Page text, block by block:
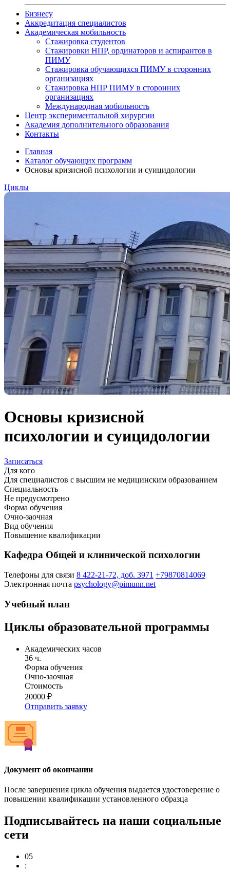
Бизнесу
Аккредитация специалистов
Академическая мобильность
Стажировка студентов
Стажировки НПР, ординаторов и аспирантов в
ПИМУ
Стажировка обучающихся ПИМУ в сторонних
организациях
Стажировка НПР ПИМУ в сторонних
организациях
Международная мобильность
Центр экспериментальной хирургии
Академия дополнительного образования
Контакты
Главная
Каталог обучающих программ
Основы кризисной психологии и суицидологии
Циклы
Основы кризисной
психологии и суицидологии
Записаться
Для кого
Для специалистов с высшим не медицинским образованием
Специальность
Не предусмотрено
Форма обучения
Очно-заочная
Вид обучения
Повышение квалификации
Кафедра Общей и клинической психологии
Телефоны для связи 8 422-21-72, доб. 3971 +79870814069
Электронная почта psychology@pimunn.net
Учебный план
Циклы образовательной программы
Академических часов
36 ч.
Форма обучения
Очно-заочная
Стоимость
20000 ₽
Отправить заявку
Документ об окончании
После завершения цикла обучения выдается удостоверение о
повышении квалификации установленного образца
Подписывайтесь на наши социальные
сети
05
: